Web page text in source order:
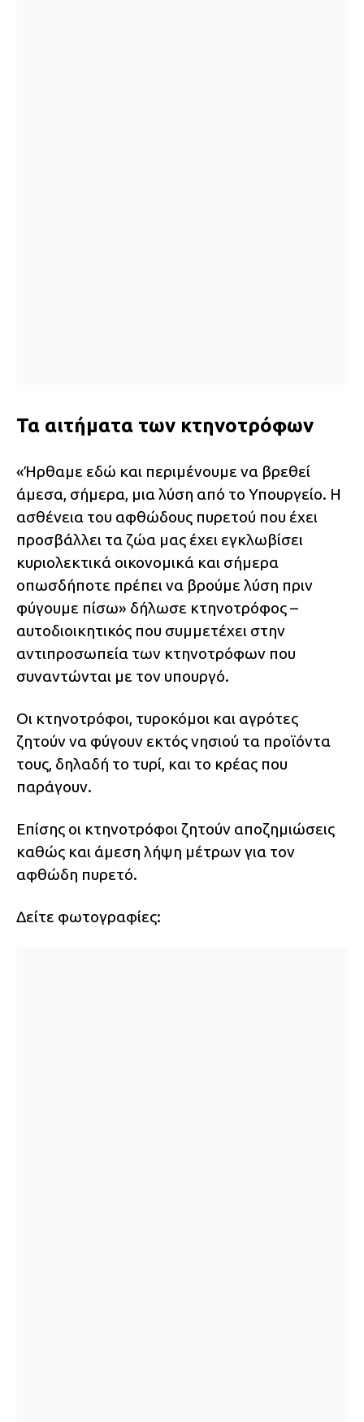
Τα αιτήματα των κτηνοτρόφων
«Ήρθαμε εδώ και περιμένουμε να βρεθεί
άμεσα, σήμερα, μια λύση από το Υπουργείο. Η
ασθένεια του αφθώδους πυρετού που έχει
προσβάλλει τα ζώα μας έχει εγκλωβίσει
κυριολεκτικά οικονομικά και σήμερα
οπωσδήποτε πρέπει να βρούμε λύση πριν
φύγουμε πίσω» δήλωσε κτηνοτρόφος –
αυτοδιοικητικός που συμμετέχει στην
αντιπροσωπεία των κτηνοτρόφων που
συναντώνται με τον υπουργό.
Οι κτηνοτρόφοι, τυροκόμοι και αγρότες
ζητούν να φύγουν εκτός νησιού τα προϊόντα
τους, δηλαδή το τυρί, και το κρέας που
παράγουν.
Επίσης οι κτηνοτρόφοι ζητούν αποζημιώσεις
καθώς και άμεση λήψη μέτρων για τον
αφθώδη πυρετό.
Δείτε φωτογραφίες: